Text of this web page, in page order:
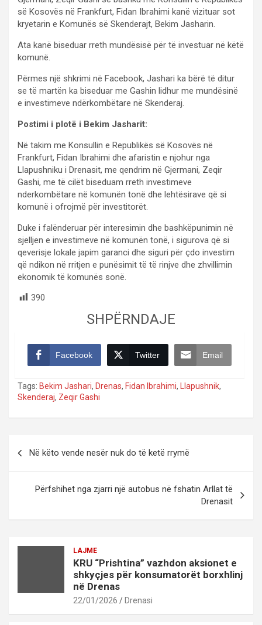
së Kosovës në Frankfurt, Fidan Ibrahimi kanë vizituar sot
kryetarin e Komunës së Skenderajt, Bekim Jasharin.
Ata kanë biseduar rreth mundësisë për të investuar në këtë
komunë.
Përmes një shkrimi në Facebook, Jashari ka bërë të ditur
se të martën ka biseduar me Gashin lidhur me mundësinë
e investimeve ndërkombëtare në Skenderaj.
Postimi i plotë i Bekim Jasharit:
Në takim me Konsullin e Republikës së Kosovës në
Frankfurt, Fidan Ibrahimi dhe afaristin e njohur nga
Llapushniku i Drenasit, me qendrim në Gjermani, Zeqir
Gashi, me të cilët biseduam rreth investimeve
nderkombëtare në komunën tonë dhe lehtësirave që si
komunë i ofrojmë për investitorët.
Duke i falënderuar për interesimin dhe bashkëpunimin në
sjelljen e investimeve në komunën tonë, i sigurova që si
qeverisje lokale japim garanci dhe siguri për çdo investim
që ndikon në rritjen e punësimit të të rinjve dhe zhvillimin
ekonomik të komunës sonë.
390
SHPËRNDAJE
Facebook Twitter Email
Tags: Bekim Jashari, Drenas, Fidan Ibrahimi, Llapushnik,
Skenderaj, Zeqir Gashi
Në këto vende nesër nuk do të ketë rrymë
Përfshihet nga zjarri një autobus në fshatin Arllat të
Drenasit
LAJME
KRU “Prishtina” vazhdon aksionet e
shkyçjes për konsumatorët borxhlinj
në Drenas
22/01/2026 Drenasi